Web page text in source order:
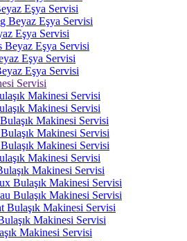
Eşya Servisi
Beyaz Eşya Servisi
Eşya Servisi
Beyaz Eşya Servisi
Eşya Servisi
Eşya Servisi
Servisi
Makinesi Servisi
Makinesi Servisi
Makinesi Servisi
Makinesi Servisi
Makinesi Servisi
Makinesi Servisi
Makinesi Servisi
Bulaşık Makinesi Servisi
Bulaşık Makinesi Servisi
Bulaşık Makinesi Servisi
Makinesi Servisi
Makinesi Servisi